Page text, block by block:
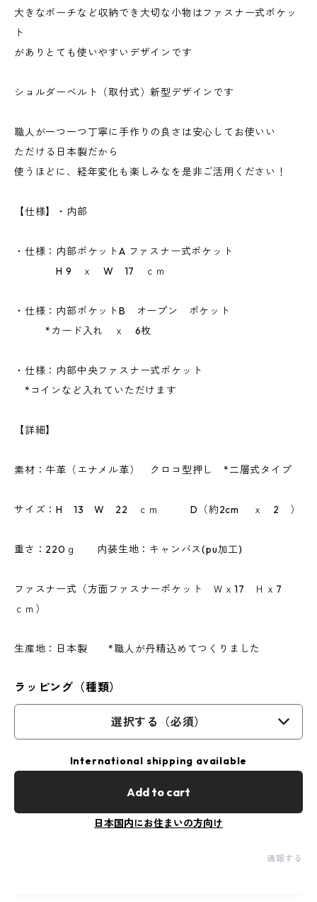
大きなポーチなど収納でき大切な小物はファスナー式ポケッ
ト
がありとても使いやすいデザインです
ショルダーベルト（取付式）新型デザインです
職人が一つ一つ丁寧に手作りの良さは安心してお使いい
ただける日本製だから
使うほどに、経年変化も楽しみなを是非ご活用ください！
【仕様】・内部
・仕様：内部ポケットA ファスナー式ポケット
H 9 ｘ W 17 ｃｍ
・仕様：内部ポケットB オープン ポケット
*カード入れ ｘ 6枚
・仕様：内部中央ファスナー式ポケット
*コインなど入れていただけます
【詳細】
素材：牛革（エナメル革） クロコ型押し *二層式タイプ
サイズ：H 13 W 22 ｃｍ D（約2cm ｘ 2 ）
重さ：220ｇ 内装生地：キャンバス(pu加工)
ファスナー式（方面ファスナーポケット Ｗｘ17 Ｈｘ7
ｃｍ）
生産地：日本製 *職人が丹精込めてつくりました
ラッピング（種類）
選択する（必須）
International shipping available
Add to cart
日本国内にお住まいの方向け
通報する